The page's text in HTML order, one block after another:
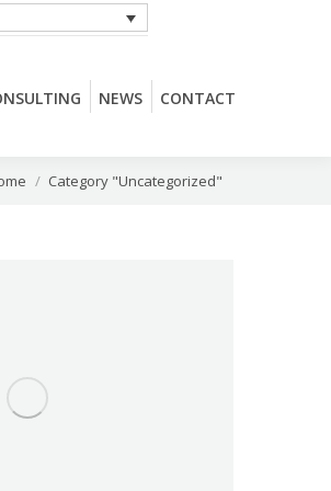
NEWS CONTACT
are here:Category "Uncategorized"